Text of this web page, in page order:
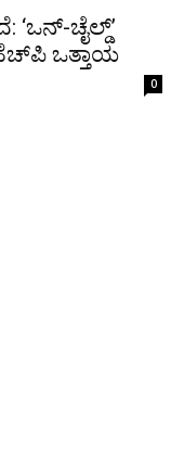
ಚೈಲ್ಡ್‌‌’
ಒತ್ತಾಯ
0